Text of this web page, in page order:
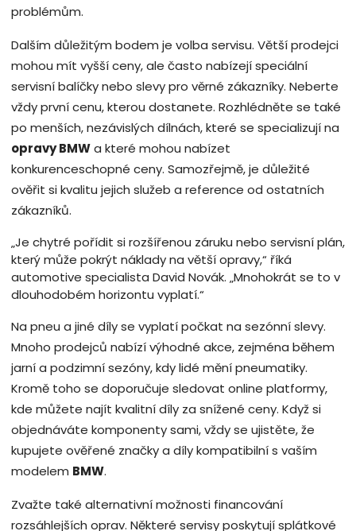
problémům.
Dalším důležitým bodem je volba servisu. Větší prodejci
mohou mít vyšší ceny, ale často nabízejí speciální
servisní balíčky nebo slevy pro věrné zákazníky. Neberte
vždy první cenu, kterou dostanete. Rozhlédněte se také
po menších, nezávislých dílnách, které se specializují na
opravy BMWa které mohou nabízet
konkurenceschopné ceny. Samozřejmě, je důležité
ověřit si kvalitu jejich služeb a reference od ostatních
zákazníků.
„Je chytré pořídit si rozšířenou záruku nebo servisní plán,
který může pokrýt náklady na větší opravy,“ říká
automotive specialista David Novák. „Mnohokrát se to v
dlouhodobém horizontu vyplatí.“
Na pneu a jiné díly se vyplatí počkat na sezónní slevy.
Mnoho prodejců nabízí výhodné akce, zejména během
jarní a podzimní sezóny, kdy lidé mění pneumatiky.
Kromě toho se doporučuje sledovat online platformy,
kde můžete najít kvalitní díly za snížené ceny. Když si
objednáváte komponenty sami, vždy se ujistěte, že
kupujete ověřené značky a díly kompatibilní s vaším
modelem BMW.
Zvažte také alternativní možnosti financování
rozsáhlejších oprav. Některé servisy poskytují splátkové